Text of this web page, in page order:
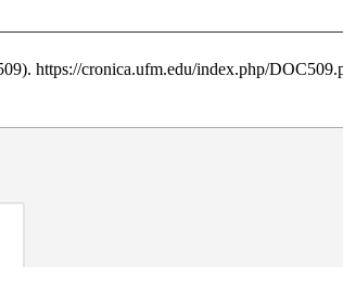
https://cronica.ufm.edu/index.php/